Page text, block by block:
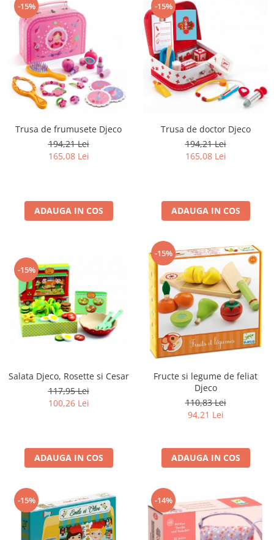
-15%
Trusa de frumusete Djeco
194,21 Lei
165,08 Lei
ADAUGA IN COS
-15%
Trusa de doctor Djeco
194,21 Lei
165,08 Lei
ADAUGA IN COS
-15%
Salata Djeco, Rosette si Cesar
117,95 Lei
100,26 Lei
ADAUGA IN COS
-15%
Fructe si legume de feliat
Djeco
110,83 Lei
94,21 Lei
ADAUGA IN COS
-15% -14%